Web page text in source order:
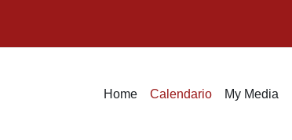
Home Calendario My Media